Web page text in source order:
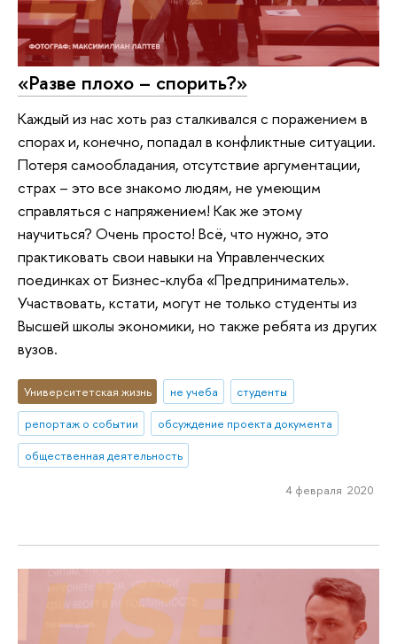
«Разве плохо – спорить?»
Каждый из нас хоть раз сталкивался с поражением в
спорах и, конечно, попадал в конфликтные ситуации.
Потеря самообладания, отсутствие аргументации,
страх – это все знакомо людям, не умеющим
справляться с напряжением! Как же этому
научиться? Очень просто! Всё, что нужно, это
практиковать свои навыки на Управленческих
поединках от Бизнес-клуба «Предприниматель».
Участвовать, кстати, могут не только студенты из
Высшей школы экономики, но также ребята из других
вузов.
Университетская жизнь не учеба
студенты
репортаж о событии
обсуждение проекта документа
общественная деятельность
4 февраля 2020